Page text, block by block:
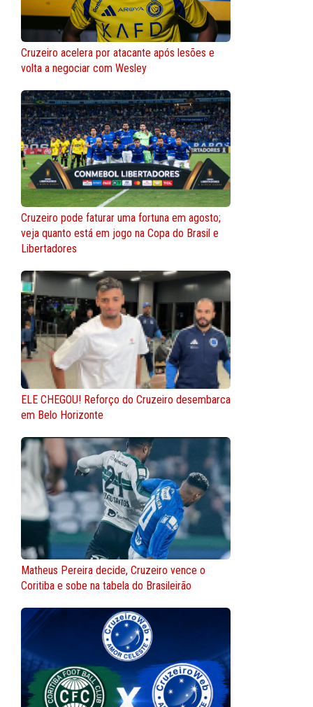
Cruzeiro acelera por atacante após lesões e
volta a negociar com Wesley
Cruzeiro pode faturar uma fortuna em agosto;
veja quanto está em jogo na Copa do Brasil e
Libertadores
ELE CHEGOU! Reforço do Cruzeiro desembarca
em Belo Horizonte
Matheus Pereira decide, Cruzeiro vence o
Coritiba e sobe na tabela do Brasileirão